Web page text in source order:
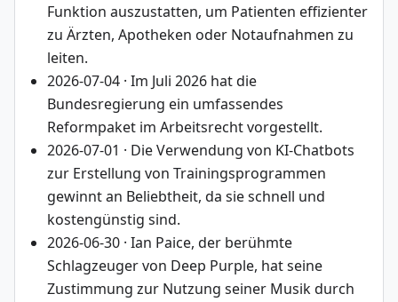
Funktion auszustatten, um Patienten effizienter
zu Ärzten, Apotheken oder Notaufnahmen zu
leiten.
2026-07-04 · Im Juli 2026 hat die
Bundesregierung ein umfassendes
Reformpaket im Arbeitsrecht vorgestellt.
2026-07-01 · Die Verwendung von KI-Chatbots
zur Erstellung von Trainingsprogrammen
gewinnt an Beliebtheit, da sie schnell und
kostengünstig sind.
2026-06-30 · Ian Paice, der berühmte
Schlagzeuger von Deep Purple, hat seine
Zustimmung zur Nutzung seiner Musik durch